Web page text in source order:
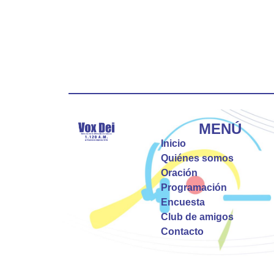
MENÚ
Inicio
Quiénes somos
Oración
Programación
Encuesta
Club de amigos
Contacto